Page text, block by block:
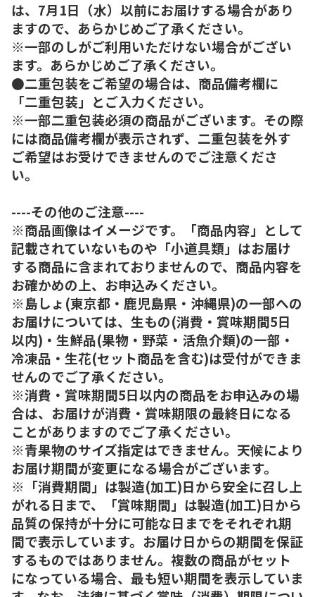
は、7月1日（水）以前にお届けする場合があり
ますので、あらかじめご了承ください。
※一部のしがご利用いただけない場合がござい
ます。あらかじめご了承ください。
●二重包装をご希望の場合は、商品備考欄に
「二重包装」とご入力ください。
※一部二重包装必須の商品がございます。その際
には商品備考欄が表示されず、二重包装を外す
ご希望はお受けできませんのでご注意くださ
い。
----その他のご注意----
※商品画像はイメージです。「商品内容」として
記載されていないものや「小道具類」はお届け
する商品に含まれておりませんので、商品内容を
お確かめの上、お申込みください。
※島しょ(東京都・鹿児島県・沖縄県)の一部への
お届けについては、生もの(消費・賞味期間5日
以内)・生鮮品(果物・野菜・活魚介類)の一部・
冷凍品・生花(セット商品を含む)は受付ができま
せんのでご了承ください。
※消費・賞味期間5日以内の商品をお申込みの場
合は、お届けが消費・賞味期限の最終日になる
ことがありますのでご了承ください。
※青果物のサイズ指定はできません。天候により
お届け期間が変更になる場合がございます。
※「消費期間」は製造(加工)日から安全に召し上
がれる日まで、「賞味期間」は製造(加工)日から
品質の保持が十分に可能な日までをそれぞれ期
間で表示しています。お届け日からの期間を保証
するものではありません。複数の商品がセット
になっている場合、最も短い期間を表示していま